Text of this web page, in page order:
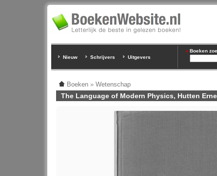
Nieuw Schrijvers Uitgevers
Boeken
Boeken » Wetenschap
The Language of Modern Physics, Hutten